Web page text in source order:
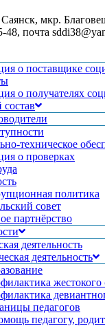
Саянск, мкр.
48, почта
о поставщике
о получателях
техническое
о проверках
политика
совет
партнёрство
деятельность
деятельность
педагогов
педагогу,